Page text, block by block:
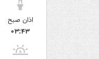
اذان صبح
۰۳:۴۳